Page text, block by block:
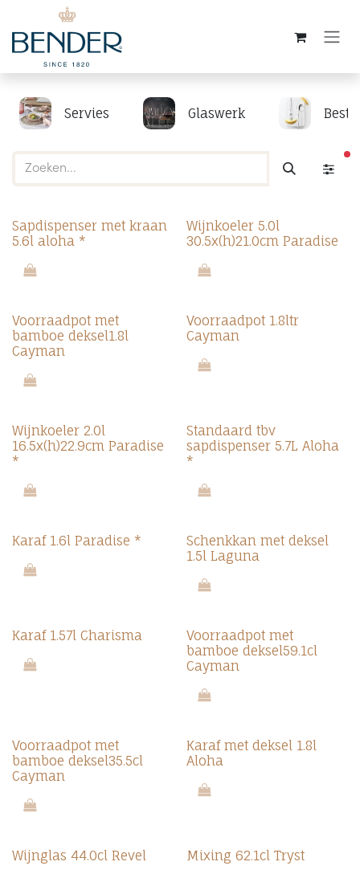
Overslaan naar inhoud
Servies Glaswerk
Sapdispenser met kraan
5.6l aloha *
Wijnkoeler 5.0l
30.5x(h)21.0cm Paradise
Voorraadpot met
bamboe deksel1.8l
Cayman
Voorraadpot 1.8ltr
Cayman
Wijnkoeler 2.0l
16.5x(h)22.9cm Paradise
*
Standaard tbv
sapdispenser 5.7L Aloha
*
Karaf 1.6l Paradise *
Schenkkan met deksel
1.5l Laguna
Karaf 1.57l Charisma
Voorraadpot met
bamboe deksel59.1cl
Cayman
Voorraadpot met
bamboe deksel35.5cl
Cayman
Karaf met deksel 1.8l
Aloha
Wijnglas 44.0cl Revel Mixing 62.1cl Tryst